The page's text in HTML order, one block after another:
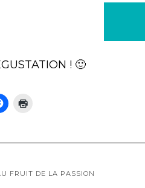
! 🙂
FRUIT DE LA PASSION